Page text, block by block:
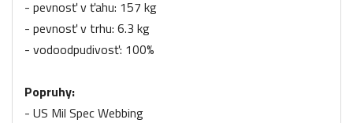
- pevnosť v ťahu: 157 kg
- pevnosť v trhu: 6.3 kg
- vodoodpudivosť: 100%
Popruhy:
- US Mil Spec Webbing